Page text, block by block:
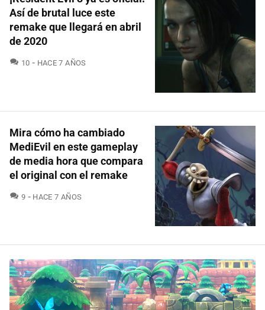
Así de brutal luce este
remake que llegará en abril
de 2020
10 COMENTARIOS
HACE 7 AÑOS
Mira cómo ha cambiado
MediEvil en este gameplay
de media hora que compara
el original con el remake
9 COMENTARIOS
HACE 7 AÑOS